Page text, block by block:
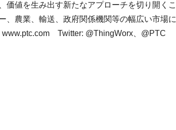
値を生み出す新たなアプローチを切り開く
農業、輸送、政府関係機関等の幅広い市場
Twitter: @ThingWorx、@PTC